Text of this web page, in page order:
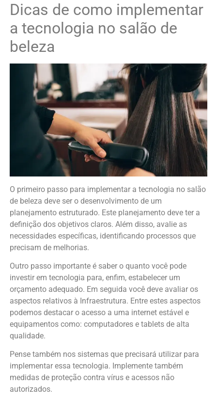
Dicas de como implementar
a tecnologia no salão de
beleza
O primeiro passo para implementar a tecnologia no salão
de beleza deve ser o desenvolvimento de um
planejamento estruturado. Este planejamento deve ter a
definição dos objetivos claros. Além disso, avalie as
necessidades específicas, identificando processos que
precisam de melhorias.
Outro passo importante é saber o quanto você pode
investir em tecnologia para, enfim, estabelecer um
orçamento adequado. Em seguida você deve avaliar os
aspectos relativos à Infraestrutura. Entre estes aspectos
podemos destacar o acesso a uma internet estável e
equipamentos como: computadores e tablets de alta
qualidade.
Pense também nos sistemas que precisará utilizar para
implementar essa tecnologia. Implemente também
medidas de proteção contra vírus e acessos não
autorizados.